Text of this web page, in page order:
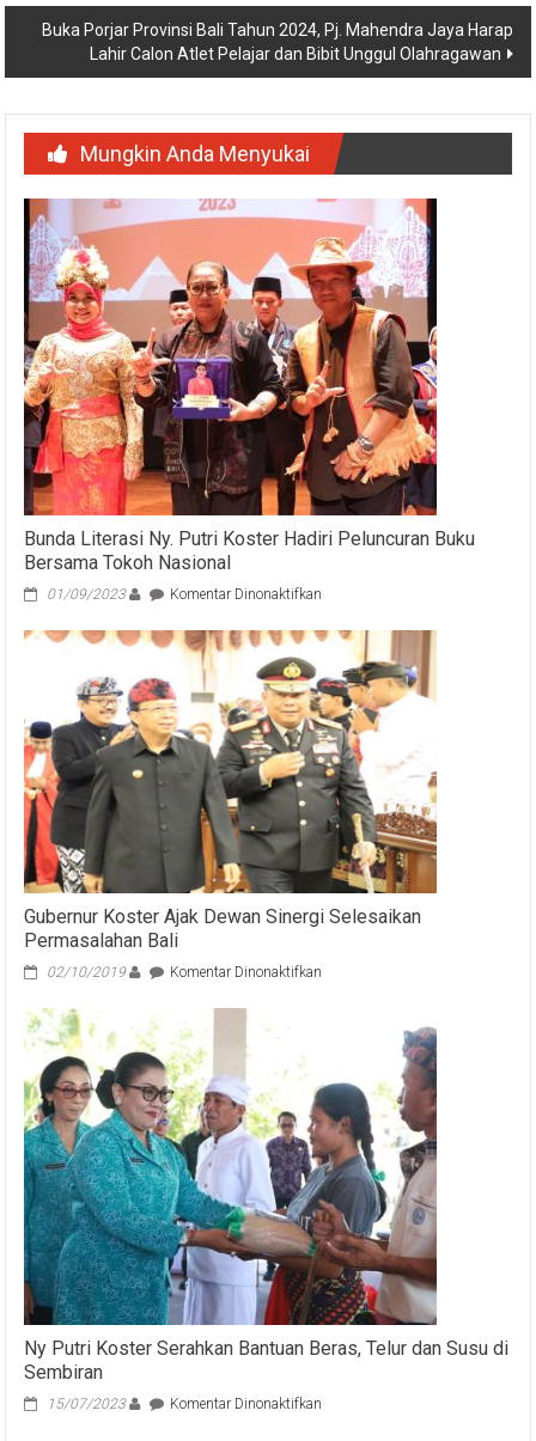
Buka Porjar Provinsi Bali Tahun 2024, Pj. Mahendra Jaya Harap
Lahir Calon Atlet Pelajar dan Bibit Unggul Olahragawan
Mungkin Anda Menyukai
Bunda Literasi Ny. Putri Koster Hadiri Peluncuran Buku
Bersama Tokoh Nasional
01/09/2023 Komentar Dinonaktifkan
Literasi
Putri
Koster
Hadiri
Peluncuran
Buku
Bersama
Tokoh
Nasional
Gubernur Koster Ajak Dewan Sinergi Selesaikan
Permasalahan Bali
02/10/2019 Komentar Dinonaktifkan
Sinergi
Selesaikan
Permasalahan
Bali
Ny Putri Koster Serahkan Bantuan Beras, Telur dan Susu di
Sembiran
15/07/2023 Komentar Dinonaktifkan